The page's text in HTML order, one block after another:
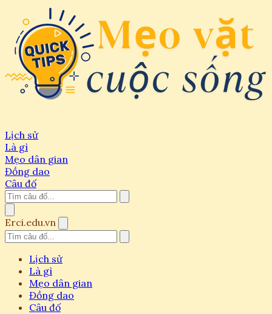
Lịch sử
Là gì
Mẹo dân gian
Đồng dao
Câu đố
Erci.edu.vn
Lịch sử
Là gì
Mẹo dân gian
Đồng dao
Câu đố